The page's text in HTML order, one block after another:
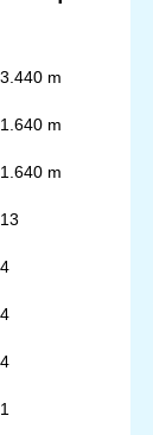
3.440 m
1.640 m
1.640 m
13
4
4
4
1